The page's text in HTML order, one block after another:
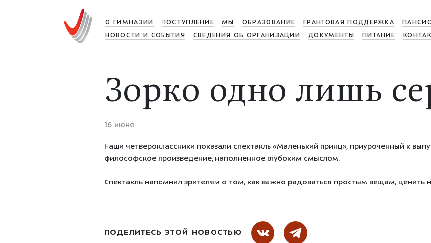
О ГИМНАЗИИ ПОСТУПЛЕНИЕ МЫ ОБРАЗОВАНИЕ ГРАНТОВАЯ ПОДДЕРЖКА
НОВОСТИ И СОБЫТИЯ
СВЕДЕНИЯ ОБ ОРГАНИЗАЦИИ ДОКУМЕНТЫ ПИТАНИЕ
Зорко одно лишь
16 июня
Наши четвероклассники показали спектакль «Маленький принц», приуроченный к
философское произведение, наполненное глубоким смыслом.
Спектакль напомнил зрителям о том, как важно радоваться простым вещам, ценить
ПОДЕЛИТЕСЬ ЭТОЙ НОВОСТЬЮ